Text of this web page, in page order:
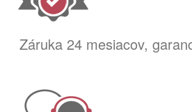
Záruka 24 mesiacov,